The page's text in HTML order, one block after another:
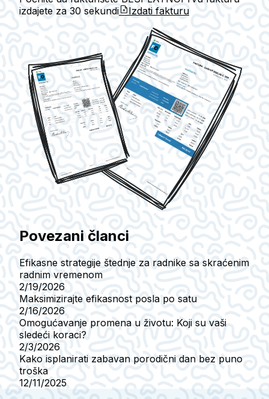
izdajete za 30 sekundi Izdati fakturu
Povezani članci
Efikasne strategije štednje za radnike sa skraćenim
radnim vremenom
2/19/2026
Maksimizirajte efikasnost posla po satu
2/16/2026
Omogućavanje promena u životu: Koji su vaši
sledeći koraci?
2/3/2026
Kako isplanirati zabavan porodični dan bez puno
troška
12/11/2025